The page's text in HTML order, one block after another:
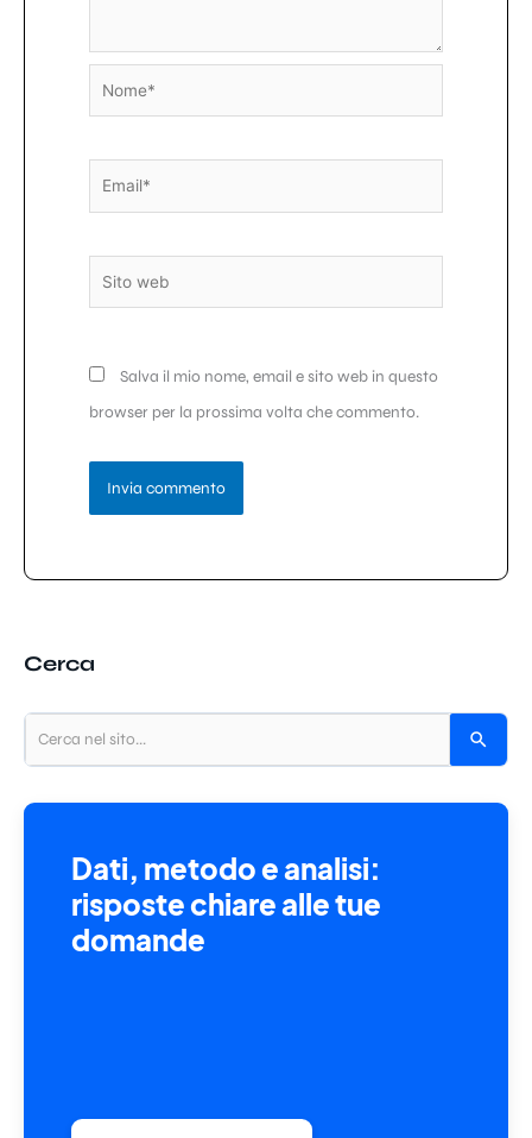
Nome*
Email*
Sito
web
Salva il mio nome, email e sito web in questo
browser per la prossima volta che commento.
Cerca
Dati, metodo e analisi:
risposte chiare alle tue
domande